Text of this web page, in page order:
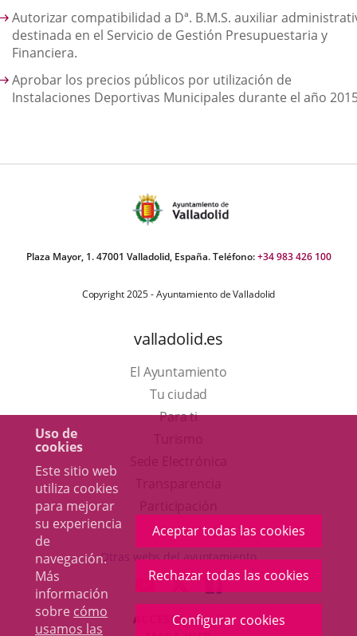
Uso de
cookies
Este sitio web
utiliza cookies
para mejorar
su experiencia
de
navegación.
Más
información
sobre cómo
usamos las
Aceptar todas las cookies
Rechazar todas las cookies
Configurar cookies
Autorizar compatibilidad a Dª. B.M.S. auxiliar
destinada en el Servicio de Gestión Presupuestaria y
Financiera.
Aprobar los precios públicos por utilización de
Instalaciones Deportivas Municipales durante el año
Plaza Mayor, 1. 47001 Valladolid, España. Teléfono:+34 983 426 100
Copyright 2025 - Ayuntamiento de Valladolid
valladolid.es
El Ayuntamiento
Tu ciudad
Para ti
en
una
ventana
nueva.
aplicación
externa.
Otras webs del ayuntamiento
ENLACE
A
UNA
ENLACE
A
UNA
ENLACE
A
UNA
ACCESIBILIDAD